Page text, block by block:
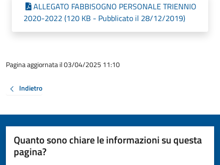
ALLEGATO FABBISOGNO PERSONALE TRIENNIO
2020-2022 (120 KB - Pubblicato il 28/12/2019)
Pagina aggiornata il 03/04/2025 11:10
Indietro
Quanto sono chiare le informazioni su questa
pagina?